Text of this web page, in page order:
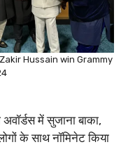
Hussain win Grammy
में सुजाना बाका,
के साथ नॉमिनेट किया